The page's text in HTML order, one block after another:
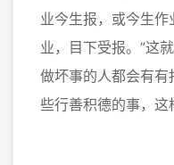
业今生报，或今生
业，目下受报。”这
做坏事的人都会有
些行善积德的事，这